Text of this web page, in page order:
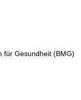
für Gesundheit (BMG)